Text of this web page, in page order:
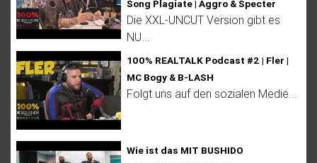
Song Plagiate | Aggro & Specter
Die XXL-UNCUT Version gibt es
NU...
100% REALTALK Podcast #2 | Fler |
MC Bogy & B-LASH
Folgt uns auf den sozialen Medie...
Wie ist das MIT BUSHIDO